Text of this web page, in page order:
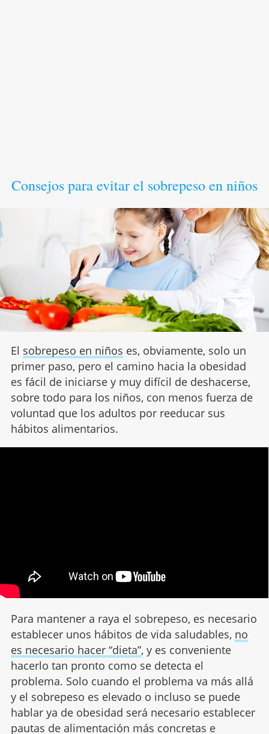
Consejos para evitar el sobrepeso en niños
El sobrepeso en niños es, obviamente, solo un
primer paso, pero el camino hacia la obesidad
es fácil de iniciarse y muy difícil de deshacerse,
sobre todo para los niños, con menos fuerza de
voluntad que los adultos por reeducar sus
hábitos alimentarios.
Para mantener a raya el sobrepeso, es necesario
establecer unos hábitos de vida saludables, no
es necesario hacer “dieta”, y es conveniente
hacerlo tan pronto como se detecta el
problema. Solo cuando el problema va más allá
y el sobrepeso es elevado o incluso se puede
hablar ya de obesidad será necesario establecer
pautas de alimentación más concretas e